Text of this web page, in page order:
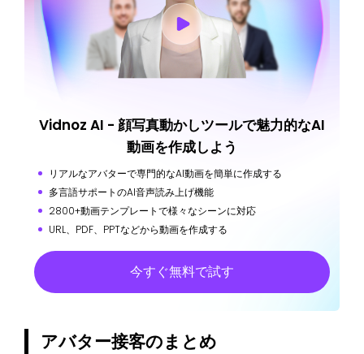
Vidnoz AI - 顔写真動かしツールで魅力的なAI
動画を作成しよう
リアルなアバターで専門的なAI動画を簡単に作成する
多言語サポートのAI音声読み上げ機能
2800+動画テンプレートで様々なシーンに対応
URL、PDF、PPTなどから動画を作成する
今すぐ無料で試す
アバター接客のまとめ